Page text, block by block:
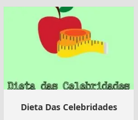
Dieta Das Celebridades